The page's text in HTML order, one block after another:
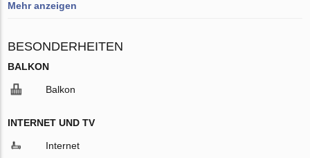
Mehr anzeigen
BESONDERHEITEN
BALKON
Balkon
INTERNET UND TV
Internet